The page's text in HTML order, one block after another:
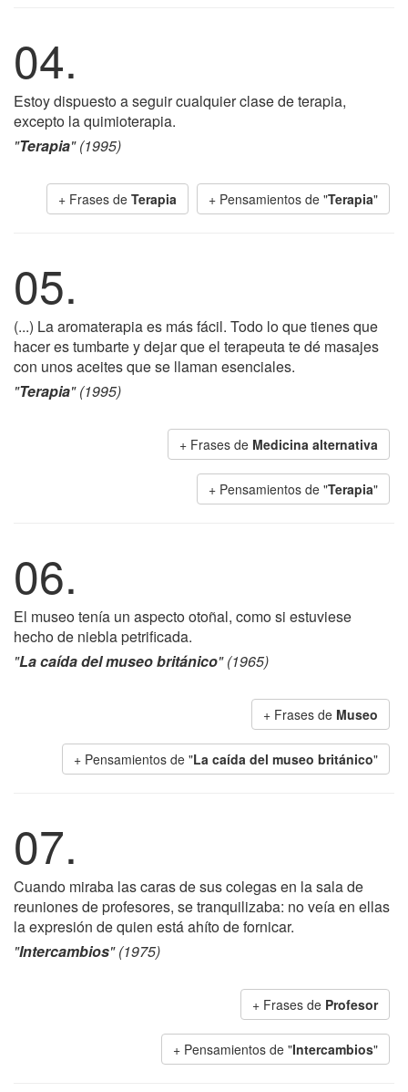
04.
Estoy dispuesto a seguir cualquier clase de terapia,
excepto la quimioterapia.
"Terapia" (1995)
+ Frases de Terapia + Pensamientos de "Terapia"
05.
(...) La aromaterapia es más fácil. Todo lo que tienes que
hacer es tumbarte y dejar que el terapeuta te dé masajes
con unos aceites que se llaman esenciales.
"Terapia" (1995)
+ Frases de Medicina alternativa
+ Pensamientos de "Terapia"
06.
El museo tenía un aspecto otoñal, como si estuviese
hecho de niebla petrificada.
"La caída del museo británico" (1965)
+ Frases de Museo
+ Pensamientos de "La caída del museo británico"
07.
Cuando miraba las caras de sus colegas en la sala de
reuniones de profesores, se tranquilizaba: no veía en ellas
la expresión de quien está ahíto de fornicar.
"Intercambios" (1975)
+ Frases de Profesor
+ Pensamientos de "Intercambios"